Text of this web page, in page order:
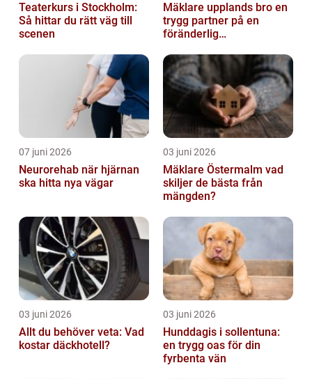
Teaterkurs i Stockholm:
Så hittar du rätt väg till
scenen
Mäklare upplands bro en
trygg partner på en
föränderlig
07 juni 2026
Neurorehab när hjärnan
ska hitta nya vägar
03 juni 2026
Mäklare Östermalm vad
skiljer de bästa från
mängden?
03 juni 2026
Allt du behöver veta: Vad
kostar däckhotell?
03 juni 2026
Hunddagis i sollentuna:
en trygg oas för din
fyrbenta vän